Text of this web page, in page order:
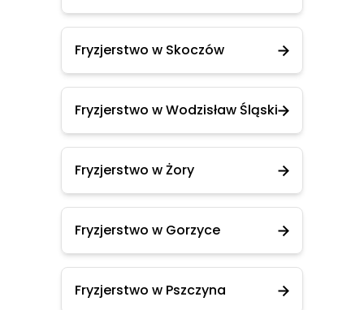
Fryzjerstwo w Skoczów
Fryzjerstwo w Wodzisław Śląski
Fryzjerstwo w Żory
Fryzjerstwo w Gorzyce
Fryzjerstwo w Pszczyna